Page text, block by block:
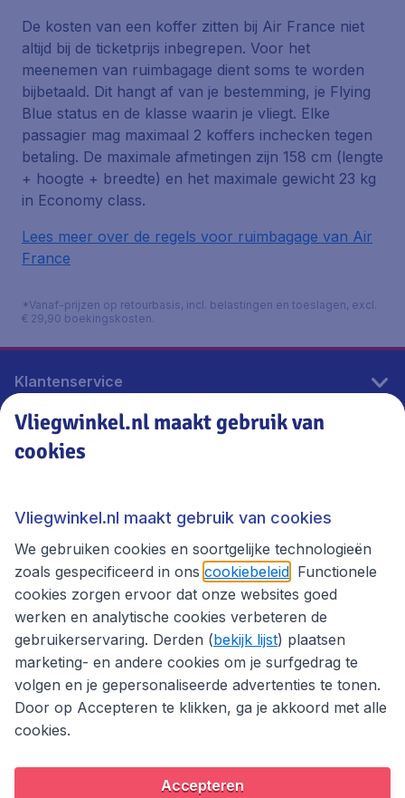
De kosten van een koffer zitten bij Air France niet
altijd bij de ticketprijs inbegrepen. Voor het
meenemen van ruimbagage dient soms te worden
bijbetaald. Dit hangt af van je bestemming, je Flying
Blue status en de klasse waarin je vliegt. Elke
passagier mag maximaal 2 koffers inchecken tegen
betaling. De maximale afmetingen zijn 158 cm (lengte
+ hoogte + breedte) en het maximale gewicht 23 kg
in Economy class.
Lees meer over de regels voor ruimbagage van Air
France
*Vanaf-prijzen op retourbasis, incl. belastingen en toeslagen, excl.
€ 29,90 boekingskosten.
Klantenservice
Vliegwinkel.nl
Thema's
Privacybeleid
Vliegwinkel.nl maakt gebruik van
cookies
Vliegwinkel.nl maakt gebruik van cookies
We gebruiken cookies en soortgelijke technologieën
zoals gespecificeerd in ons cookiebeleid . Functionele
cookies zorgen ervoor dat onze websites goed
werken en analytische cookies verbeteren de
gebruikerservaring. Derden (bekijk lijst) plaatsen
marketing- en andere cookies om je surfgedrag te
volgen en je gepersonaliseerde advertenties te tonen.
Door op Accepteren te klikken, ga je akkoord met alle
cookies.
Accepteren